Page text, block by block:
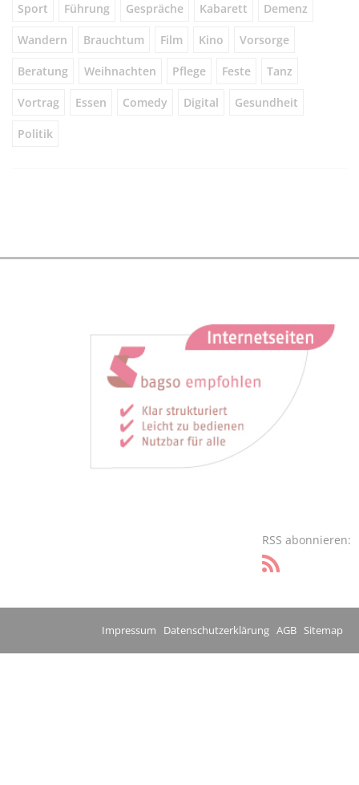
Sport Führung Gespräche Kabarett Demenz
Wandern Brauchtum Film Kino Vorsorge
Beratung Weihnachten Pflege Feste Tanz
Vortrag Essen Comedy Digital Gesundheit
Politik
RSS abonnieren:
Impressum Datenschutzerklärung AGB Sitemap